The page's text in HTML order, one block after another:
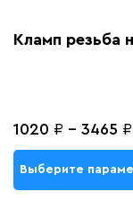
Кламп резьба
1020 ₽ - 3465 ₽
Выберите